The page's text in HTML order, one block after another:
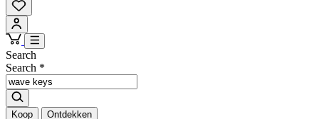
Search
Search *
Koop
Ontdekken